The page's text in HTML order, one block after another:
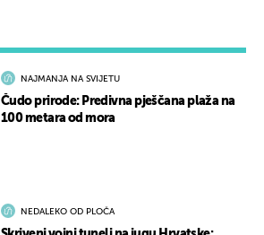
NAJMANJA NA SVIJETU
Čudo prirode: Predivna pješčana plaža na
100 metara od mora
NEDALEKO OD PLOČA